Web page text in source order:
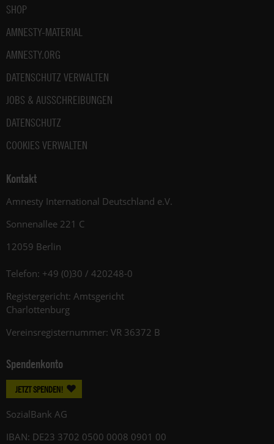
SHOP
AMNESTY-MATERIAL
AMNESTY.ORG
DATENSCHUTZ VERWALTEN
JOBS & AUSSCHREIBUNGEN
DATENSCHUTZ
COOKIES VERWALTEN
Kontakt
Amnesty International Deutschland e.V.
Sonnenallee 221 C
12059 Berlin
Telefon: +49 (0)30 / 420248-0
Registergericht: Amtsgericht
Charlottenburg
Vereinsregisternummer: VR 36372 B
Spendenkonto
JETZT SPENDEN!
SozialBank AG
IBAN: DE23 3702 0500 0008 0901 00